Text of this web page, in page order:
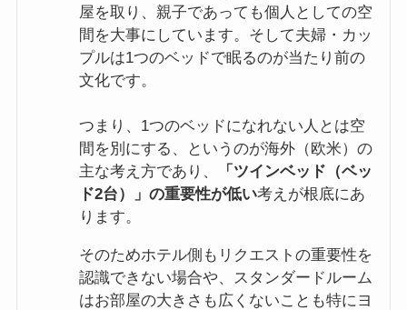
屋を取り、親子であっても個人としての空
間を大事にしています。そして夫婦・カッ
プルは1つのベッドで眠るのが当たり前の
文化です。
つまり、1つのベッドになれない人とは空
間を別にする、というのが海外（欧米）の
主な考え方であり、
「ツインベッド（ベッ
ド2台）」の重要性が低い考えが根底にあ
ります。
そのためホテル側もリクエストの重要性を
認識できない場合や、スタンダードルーム
はお部屋の大きさも広くないことも特にヨ